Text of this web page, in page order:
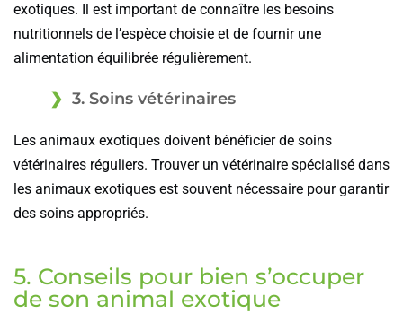
exotiques. Il est important de connaître les besoins
nutritionnels de l’espèce choisie et de fournir une
alimentation équilibrée régulièrement.
3. Soins vétérinaires
Les animaux exotiques doivent bénéficier de soins
vétérinaires réguliers. Trouver un vétérinaire spécialisé dans
les animaux exotiques est souvent nécessaire pour garantir
des soins appropriés.
5. Conseils pour bien s’occuper
de son animal exotique